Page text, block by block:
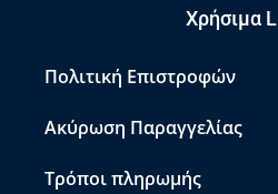
Χρήσιμα
Πολιτική Επιστροφών
Ακύρωση Παραγγελίας
Τρόποι πληρωμής